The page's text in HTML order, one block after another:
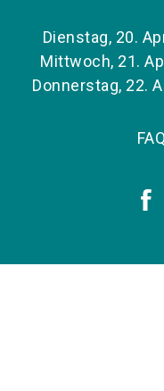
Dienstag, 20.
Mittwoch, 21.
Donnerstag, 22.